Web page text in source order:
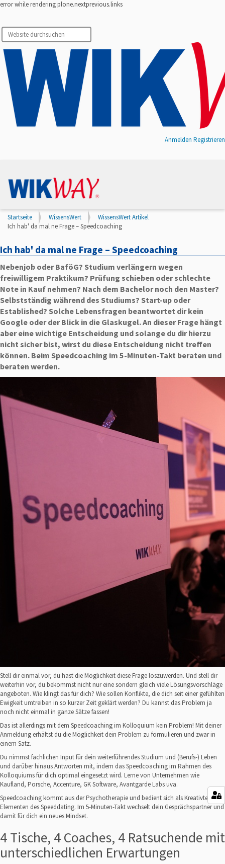
error while rendering plone.nextprevious.links
Website durchsuchen
Anmelden Registrieren
Startseite WissensWert
WissensWert Artikel
Ich hab' da mal ne Frage – Speedcoaching
Ich hab' da mal ne Frage – Speedcoaching
Nebenjob oder BaföG? Studium verlängern wegen
freiwilligem Praktikum? Prüfung schieben oder schlechte
Note in Kauf nehmen? Nach dem Bachelor noch den Master?
Selbstständig während des Studiums? Start-up oder
Established? Solche Lebensfragen beantwortet dir kein
Google oder der Blick in die Glaskugel. An dieser Frage hängt
aber eine wichtige Entscheidung und solange du dir hierzu
nicht sicher bist, wirst du diese Entscheidung nicht treffen
können. Beim Speedcoaching im 5-Minuten-Takt beraten und
beraten werden.
Stell dir einmal vor, du hast die Möglichkeit diese Frage loszuwerden. Und stell dir
weiterhin vor, du bekommst nicht nur eine sondern gleich viele Lösungsvorschläge
angeboten. Wie klingt das für dich? Wie sollen Konflikte, die dich seit einer gefühlten
Ewigkeit umtreiben in so kurzer Zeit geklärt werden? Du kannst das Problem ja
noch nicht einmal in ganze Sätze fassen!
Das ist allerdings mit dem Speedcoaching im Kolloquium kein Problem! Mit deiner
Anmeldung erhältst du die Möglichkeit dein Problem zu formulieren und zwar in
einem Satz.
Du nimmst fachlichen Input für dein weiterführendes Studium und (Berufs-) Leben
und darüber hinaus Antworten mit, indem das Speedcoaching im Rahmen des
Kolloquiums für dich optimal eingesetzt wird. Lerne von Unternehmen wie
Kaufland, Porsche, Accenture, GK Software, Avantgarde Labs uva.
Speedcoaching kommt aus der Psychotherapie und bedient sich als Kreativtechnik
Elementen des Speeddating. Im 5-Minuten-Takt wechselt dein Gesprächspartner und
damit für dich ein neues Mindset.
4 Tische, 4 Coaches, 4 Ratsuchende mit
unterschiedlichen Erwartungen